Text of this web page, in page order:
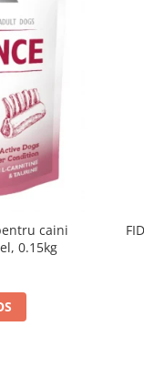
caini
0.15kg